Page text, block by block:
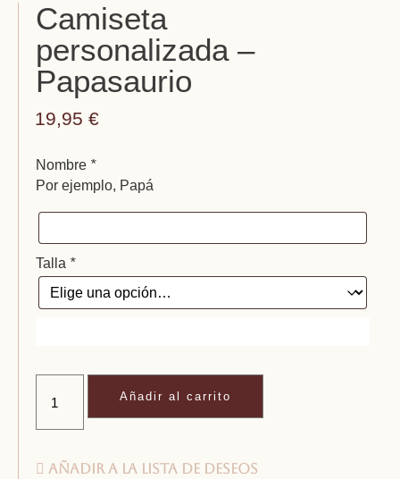
Camiseta
personalizada –
Papasaurio
19,95 €
Nombre *
Por ejemplo, Papá
Talla *
Añadir al carrito
Añadir a la lista de deseos